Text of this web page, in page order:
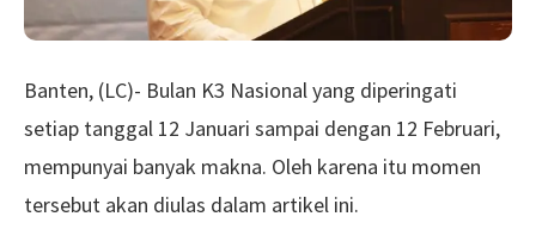
Banten, (LC)- Bulan K3 Nasional yang diperingati
setiap tanggal 12 Januari sampai dengan 12 Februari,
mempunyai banyak makna. Oleh karena itu momen
tersebut akan diulas dalam artikel ini.